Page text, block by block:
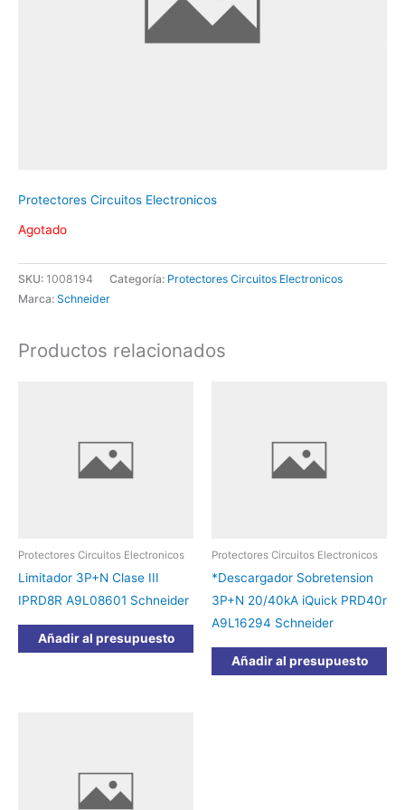
Protectores Circuitos Electronicos
Agotado
SKU: 1008194 Categoría: Protectores Circuitos Electronicos
Marca: Schneider
Productos relacionados
Protectores Circuitos Electronicos
Limitador 3P+N Clase III
IPRD8R A9L08601 Schneider
Añadir al presupuesto
Protectores Circuitos Electronicos
*Descargador Sobretension
3P+N 20/40kA iQuick PRD40r
A9L16294 Schneider
Añadir al presupuesto